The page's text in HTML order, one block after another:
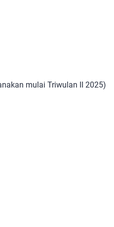
mulai Triwulan II 2025)